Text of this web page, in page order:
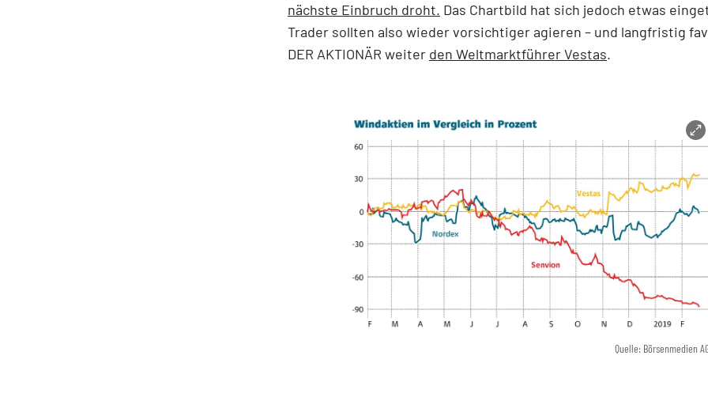
nächste Einbruch droht. Das Chartbild hat sich jedoch etwas
Trader sollten also wieder vorsichtiger agieren – und langfristig
DER AKTIONÄR weiter den Weltmarktführer Vestas.
Quelle: Börsenmedien